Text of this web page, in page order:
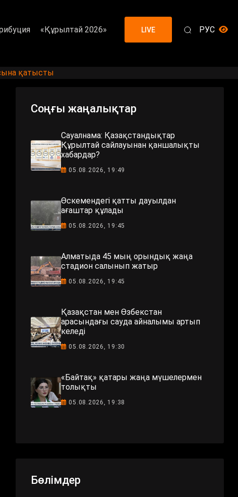
«Құрылтай 2026» LIVE РУС
қатысты
Соңғы жаңалықтар
Сауалнама: Қазақстандықтар
Құрылтай сайлауынан қаншалықты
хабардар?
05.08.2026, 19:49
Өскемендегі қатты дауылдан
ағаштар құлады
05.08.2026, 19:45
Алматыда 45 мың орындық жаңа
стадион салынып жатыр
05.08.2026, 19:45
Қазақстан мен Өзбекстан
арасындағы сауда айналымы артып
келеді
05.08.2026, 19:30
«Байтақ» қатары жаңа мүшелермен
толықты
05.08.2026, 19:38
Бөлімдер